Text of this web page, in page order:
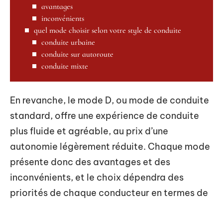
avantages
inconvénients
quel mode choisir selon votre style de conduite
conduite urbaine
conduite sur autoroute
conduite mixte
En revanche, le mode D, ou mode de conduite
standard, offre une expérience de conduite
plus fluide et agréable, au prix d’une
autonomie légèrement réduite. Chaque mode
présente donc des avantages et des
inconvénients, et le choix dépendra des
priorités de chaque conducteur en termes de